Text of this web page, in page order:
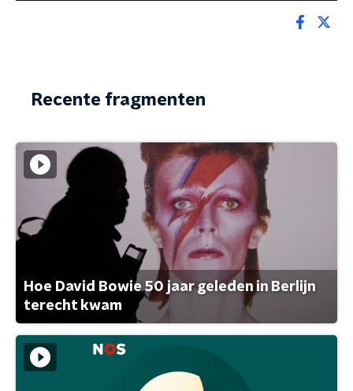
Recente fragmenten
Hoe David Bowie 50 jaar geleden in Berlijn
terecht kwam